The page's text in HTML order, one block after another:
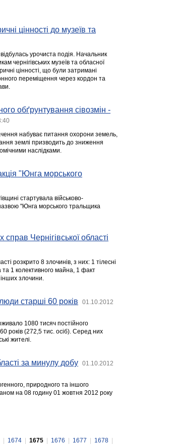
цінності до музеїв та
урочиста подія. Начальник
чернігівських музеїв та обласної
цінності, що були затримані
переміщення через кордон та
обґрунтування сівозмін -
набуває питання охорони земель,
землі призводить до зниження
наслідками.
"Юнга морського
стартувала військово-
назвою "Юнга морського тральщика
Чернігівської області
розкрито 8 злочинів, з них: 1 тілесні
та 1 колективного майна, 1 факт
злочини.
старші 60 років
01.10.2012
1080 тисяч постійного
років (272,5 тис. осіб). Серед них
жителі.
за минулу добу
01.10.2012
природного та іншого
на 08 годину 01 жовтня 2012 року
1674 1675 1676 1677 1678